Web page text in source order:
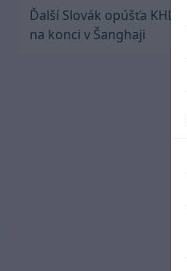
Ďalší Slovák opúšťa KHL.
na konci v Šanghaji